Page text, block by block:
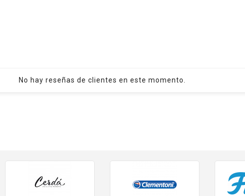
No hay reseñas de clientes en este momento.